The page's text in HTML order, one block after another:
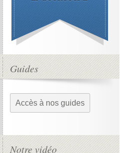
Guides
Accès à nos guides
Notre vidéo